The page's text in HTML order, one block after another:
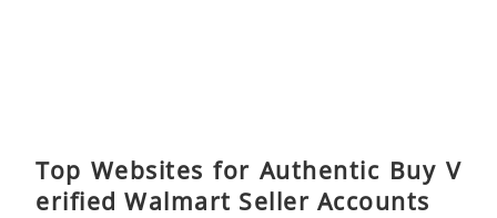
Top Websites for Authentic Buy V
erified Walmart Seller Accounts